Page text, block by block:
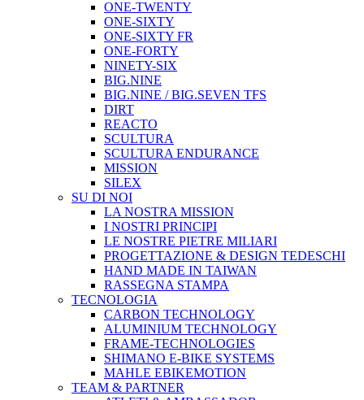
ONE-TWENTY
ONE-SIXTY
ONE-SIXTY FR
ONE-FORTY
NINETY-SIX
BIG.NINE
BIG.NINE / BIG.SEVEN TFS
DIRT
REACTO
SCULTURA
SCULTURA ENDURANCE
MISSION
SILEX
SU DI NOI
LA NOSTRA MISSION
I NOSTRI PRINCIPI
LE NOSTRE PIETRE MILIARI
PROGETTAZIONE & DESIGN TEDESCHI
HAND MADE IN TAIWAN
RASSEGNA STAMPA
TECNOLOGIA
CARBON TECHNOLOGY
ALUMINIUM TECHNOLOGY
FRAME-TECHNOLOGIES
SHIMANO E-BIKE SYSTEMS
MAHLE EBIKEMOTION
TEAM & PARTNER